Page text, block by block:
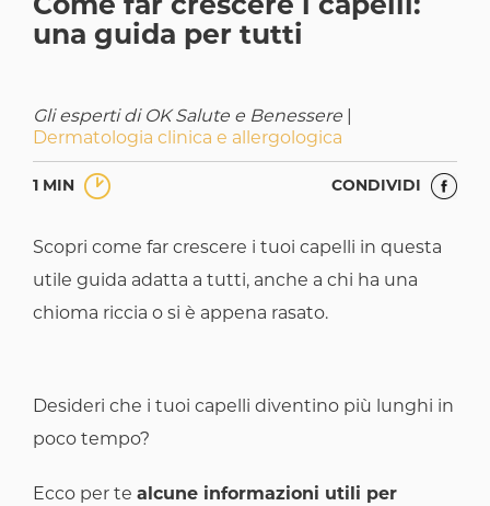
Come far crescere i capelli:
una guida per tutti
Gli esperti di OK Salute e Benessere
Dermatologia clinica e allergologica
1 MIN CONDIVIDI
Scopri come far crescere i tuoi capelli in questa
utile guida adatta a tutti, anche a chi ha una
chioma riccia o si è appena rasato.
Desideri che i tuoi capelli diventino più lunghi in
poco tempo?
Ecco per te alcune informazioni utili per